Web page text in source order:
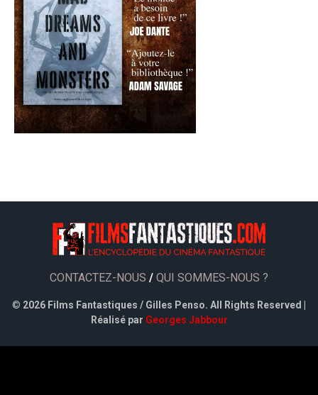
CONTACTEZ-NOUS / QUI SOMMES-NOUS ?
© 2026 Films Fantastiques / Gilles Penso. All Rights Reserved |
Réalisé par Georges Jabbour